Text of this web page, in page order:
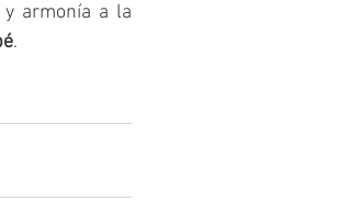
armonía a la
.